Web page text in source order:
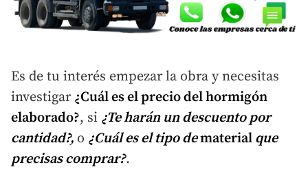
Es de tu interés empezar la obra y necesitas
investigar ¿Cuál es el precio del hormigón
elaborado?, si ¿Te harán un descuento por
cantidad?, o ¿Cuál es el tipo dematerial que
precisascomprar?.